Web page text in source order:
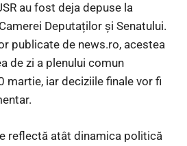
au fost deja depuse la
Deputaților și Senatului.
publicate de news.ro, acestea
de zi a plenului comun
martie, iar deciziile finale vor fi
reflectă atât dinamica politică